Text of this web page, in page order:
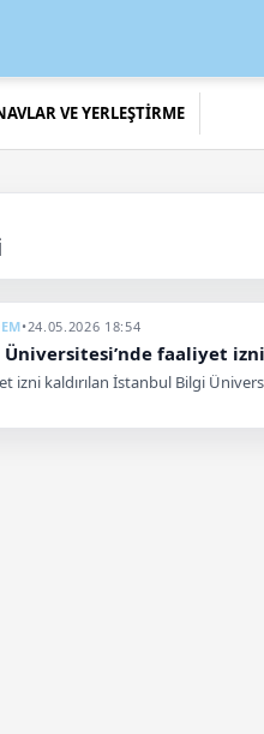
VE YERLEŞTİRME
•24.05.2026 18:54
faaliyet
izni kaldırılan İstanbul Bilgi